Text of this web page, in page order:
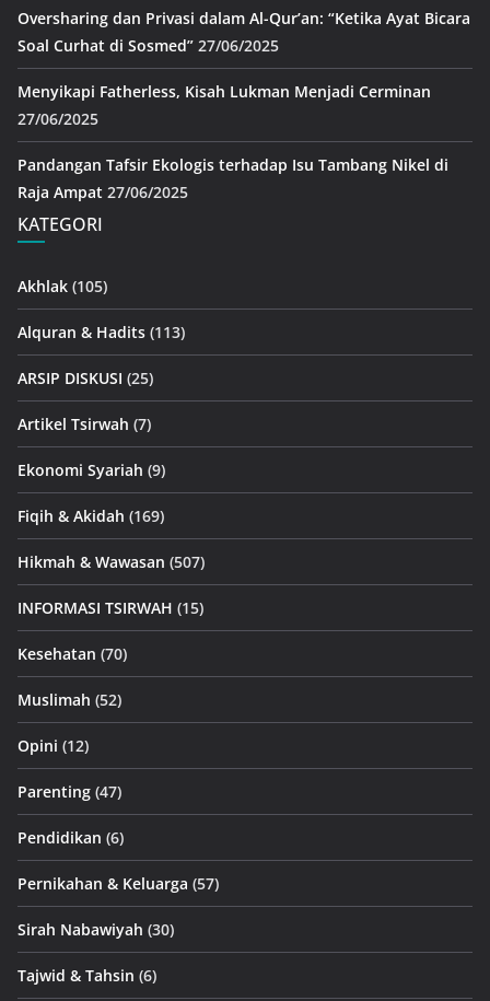
Oversharing dan Privasi dalam Al-Qur’an: “Ketika Ayat Bicara
Soal Curhat di Sosmed” 27/06/2025
Menyikapi Fatherless, Kisah Lukman Menjadi Cerminan
27/06/2025
Pandangan Tafsir Ekologis terhadap Isu Tambang Nikel di
Raja Ampat 27/06/2025
KATEGORI
Akhlak (105)
Alquran & Hadits (113)
ARSIP DISKUSI (25)
Artikel Tsirwah (7)
Ekonomi Syariah (9)
Fiqih & Akidah (169)
Hikmah & Wawasan (507)
INFORMASI TSIRWAH (15)
Kesehatan (70)
Muslimah (52)
Opini (12)
Parenting (47)
Pendidikan (6)
Pernikahan & Keluarga (57)
Sirah Nabawiyah (30)
Tajwid & Tahsin (6)